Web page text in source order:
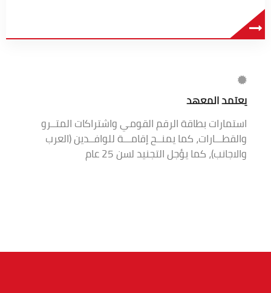
يعتمد المعهد
استمارات بطاقة الرقم القومي واشتراكات المتــرو
والقطـــارات، كما يمنــح إقامـــة للوافــدين (العرب
والاجانب)، كما يؤجل التجنيد لسن 25 عام